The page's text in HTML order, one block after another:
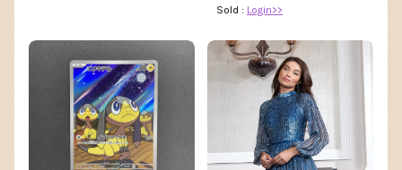
Sold : Login>>